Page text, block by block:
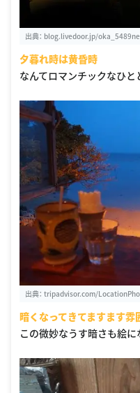
出典： blog.livedoor.jp/
夕暮れ時は黄昏時
なんてロマンチックなひと
出典： tripadvisor.com/
暗くなってきてますます雰
この微妙なうす暗さも絵に